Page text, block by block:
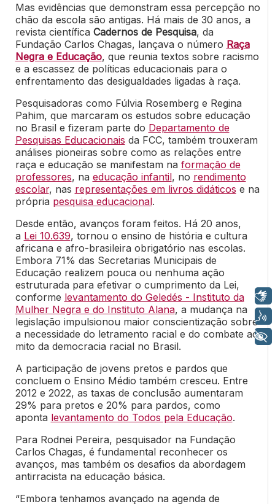
Mas evidências que demonstram essa percepção no
chão da escola são antigas. Há mais de 30 anos, a
revista científica Cadernos de Pesquisa, da
Fundação Carlos Chagas, lançava o número Raça
Negra e Educação, que reunia textos sobre racismo
e a escassez de políticas educacionais para o
enfrentamento das desigualdades ligadas à raça.
Pesquisadoras como Fúlvia Rosemberg e Regina
Pahim, que marcaram os estudos sobre educação
no Brasil e fizeram parte do Departamento de
Pesquisas Educacionais da FCC, também trouxeram
análises pioneiras sobre como as relações entre
raça e educação se manifestam na formação de
professores, na educação infantil, no rendimento
escolar, nas representações em livros didáticos e na
própria pesquisa educacional.
Desde então, avanços foram feitos. Há 20 anos,
a Lei 10.639, tornou o ensino de história e cultura
africana e afro-brasileira obrigatório nas escolas.
Embora 71% das Secretarias Municipais de
Educação realizem pouca ou nenhuma ação
estruturada para efetivar o cumprimento da Lei,
conforme levantamento do Geledés - Instituto da
Mulher Negra e do Instituto Alana, a mudança na
legislação impulsionou maior conscientização sobre
a necessidade do letramento racial e do combate ao
mito da democracia racial no Brasil.
A participação de jovens pretos e pardos que
concluem o Ensino Médio também cresceu. Entre
2012 e 2022, as taxas de conclusão aumentaram
29% para pretos e 20% para pardos, como
aponta levantamento do Todos pela Educação.
Para Rodnei Pereira, pesquisador na Fundação
Carlos Chagas, é fundamental reconhecer os
avanços, mas também os desafios da abordagem
antirracista na educação básica.
“Embora tenhamos avançado na agenda de
Libras
Voz
+ Acessibilidade